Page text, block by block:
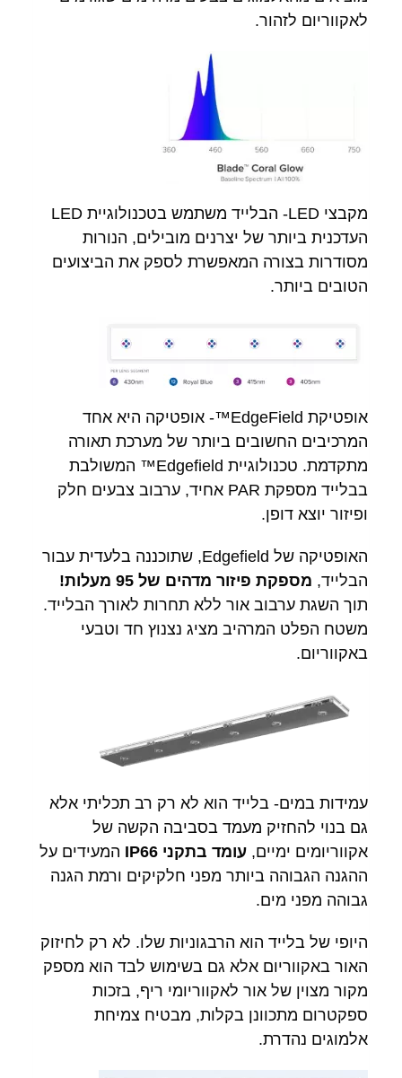
לאקווריום לזהור.
מקבצי LED- הבלייד משתמש בטכנולוגיית LED
העדכנית ביותר של יצרנים מובילים, הנורות
מסודרות בצורה המאפשרת לספק את הביצועים
הטובים ביותר.
אופטיקת EdgeField™- אופטיקה היא אחד
המרכיבים החשובים ביותר של מערכת תאורה
מתקדמת. טכנולוגיית Edgefield™ המשולבת
בבלייד מספקת PAR אחיד, ערבוב צבעים חלק
ופיזור יוצא דופן.
האופטיקה של Edgefield, שתוכננה בלעדית עבור
הבלייד, מספקת פיזור מדהים של 95 מעלות!
תוך השגת ערבוב אור ללא תחרות לאורך הבלייד.
משטח הפלט המרהיב מציג נצנוץ חד וטבעי
באקווריום.
עמידות במים- בלייד הוא לא רק רב תכליתי אלא
גם בנוי להחזיק מעמד בסביבה הקשה של
אקווריומים ימיים, עומד בתקני IP66
המעידים על
ההגנה הגבוהה ביותר מפני חלקיקים ורמת הגנה
גבוהה מפני מים.
היופי של בלייד הוא הרבגוניות שלו. לא רק לחיזוק
האור באקווריום אלא גם בשימוש לבד הוא מספק
מקור מצוין של אור לאקווריומי ריף, בזכות
ספקטרום מתכוונן בקלות, מבטיח צמיחת
אלמוגים נהדרת.